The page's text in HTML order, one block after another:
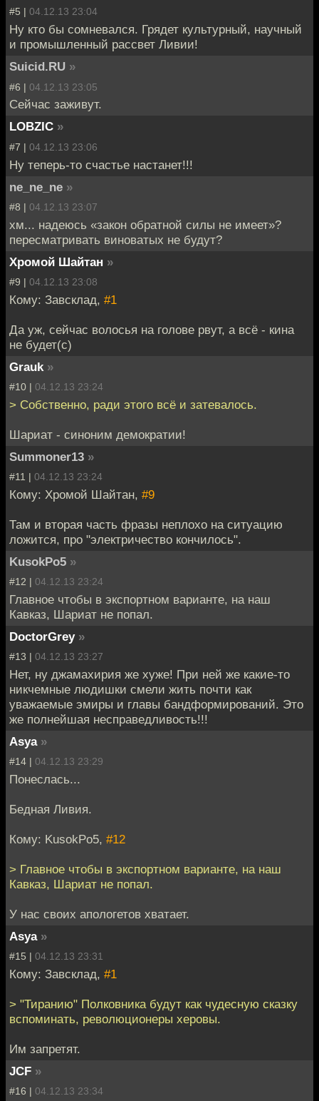
#5 | 04.12.13 23:04
Ну кто бы сомневался. Грядет культурный, научный
и промышленный рассвет Ливии!
Suicid.RU »
#6 | 04.12.13 23:05
Сейчас заживут.
LOBZIC »
#7 | 04.12.13 23:06
Ну теперь-то счастье настанет!!!
ne_ne_ne »
#8 | 04.12.13 23:07
хм... надеюсь «закон обратной силы не имеет»?
пересматривать виноватых не будут?
Хромой Шайтан »
#9 | 04.12.13 23:08
Кому: Завсклад, #1
Да уж, сейчас волосья на голове рвут, а всё - кина
не будет(с)
Grauk »
#10 | 04.12.13 23:24
> Собственно, ради этого всё и затевалось.
Шариат - синоним демократии!
Summoner13 »
#11 | 04.12.13 23:24
Кому: Хромой Шайтан, #9
Там и вторая часть фразы неплохо на ситуацию
ложится, про "электричество кончилось".
KusokPo5 »
#12 | 04.12.13 23:24
Главное чтобы в экспортном варианте, на наш
Кавказ, Шариат не попал.
DoctorGrey »
#13 | 04.12.13 23:27
Нет, ну джамахирия же хуже! При ней же какие-то
никчемные людишки смели жить почти как
уважаемые эмиры и главы бандформирований. Это
же полнейшая несправедливость!!!
Asya »
#14 | 04.12.13 23:29
Понеслась...
Бедная Ливия.
Кому: KusokPo5, #12
> Главное чтобы в экспортном варианте, на наш
Кавказ, Шариат не попал.
У нас своих апологетов хватает.
Asya »
#15 | 04.12.13 23:31
Кому: Завсклад, #1
> "Тиранию" Полковника будут как чудесную сказку
вспоминать, революционеры херовы.
Им запретят.
JCF »
#16 | 04.12.13 23:34